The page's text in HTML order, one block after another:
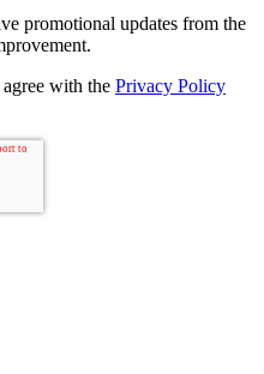
promotional updates from the
with the Privacy Policy